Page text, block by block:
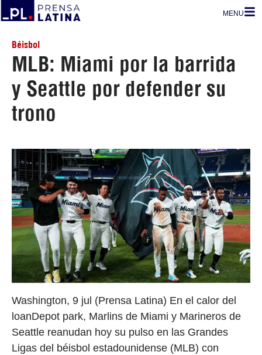
MENU
Béisbol
MLB: Miami por la barrida
y Seattle por defender su
trono
Washington, 9 jul (Prensa Latina) En el calor del
loanDepot park, Marlins de Miami y Marineros de
Seattle reanudan hoy su pulso en las Grandes
Ligas del béisbol estadounidense (MLB) con